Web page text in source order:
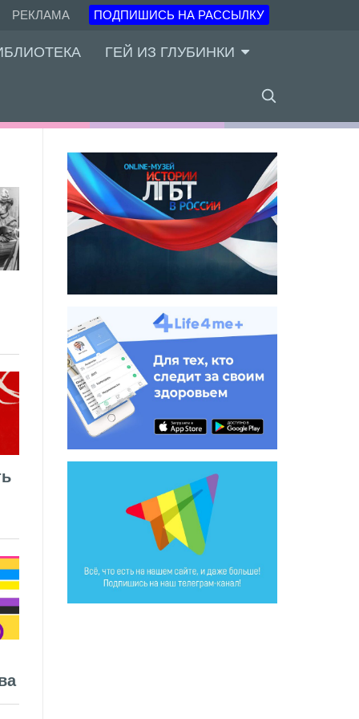
РЕКЛАМА ПОДПИШИСЬ НА РАССЫЛКУ
ГЕЙ ИЗ ГЛУБИНКИ